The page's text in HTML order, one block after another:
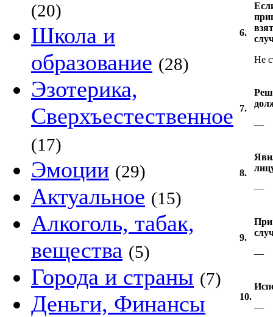
(20)
Школа и
образование (28)
Эзотерика,
Сверхъестественное
(17)
Эмоции (29)
Актуальное (15)
Алкоголь, табак,
вещества (5)
Города и страны (7)
Деньги, Финансы
6.
Не
7.
—
8.
—
9.
При
—
10.
—